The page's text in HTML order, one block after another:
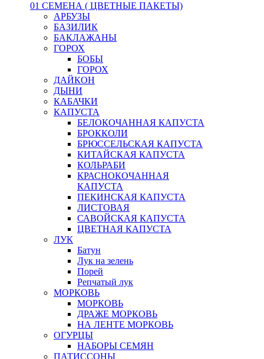
01 СЕМЕНА ( ЦВЕТНЫЕ ПАКЕТЫ)
АРБУЗЫ
БАЗИЛИК
БАКЛАЖАНЫ
ГОРОХ
БОБЫ
ГОРОХ
ДАЙКОН
ДЫНИ
КАБАЧКИ
КАПУСТА
БЕЛОКОЧАННАЯ КАПУСТА
БРОККОЛИ
БРЮССЕЛЬСКАЯ КАПУСТА
КИТАЙСКАЯ КАПУСТА
КОЛЬРАБИ
КРАСНОКОЧАННАЯ
КАПУСТА
ПЕКИНСКАЯ КАПУСТА
ЛИСТОВАЯ
САВОЙСКАЯ КАПУСТА
ЦВЕТНАЯ КАПУСТА
ЛУК
Батун
Лук на зелень
Порей
Репчатый лук
МОРКОВЬ
МОРКОВЬ
ДРАЖЕ МОРКОВЬ
НА ЛЕНТЕ МОРКОВЬ
ОГУРЦЫ
НАБОРЫ СЕМЯН
ПАТИССОНЫ